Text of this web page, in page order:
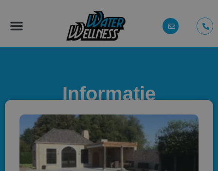
Informatie
Alle informatie over zwembaden,
poolhouses en spa’s.